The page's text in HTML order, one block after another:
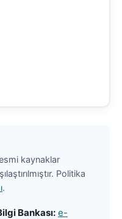
kaynaklar
Politika
.
Bankası: e-